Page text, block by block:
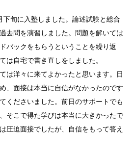
下旬に入塾しました。論述試験と総合
去問を演習しました。問題を解いては
バックをもらうということを繰り返
は自宅で書き直しをしました。
は洋々に来てよかったと思います。日
、面接は本当に自信がなかったのです
くださいました。前日のサポートでも
そこで得た学びは本当に大きかったで
圧迫面接でしたが、自信をもって答え